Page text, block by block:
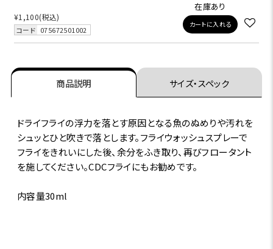
¥1,100(税込)
コード 075672501002
在庫あり
カートに入れる
商品説明 サイズ・スペック
ドライフライの浮力を落とす原因となる魚のぬめりや汚れを
シュッとひと吹きで落とします。フライウォッシュスプレーで
フライをきれいにした後、余分をふき取り、再びフロータント
を施してください。CDCフライにもお勧めです。
内容量30ml